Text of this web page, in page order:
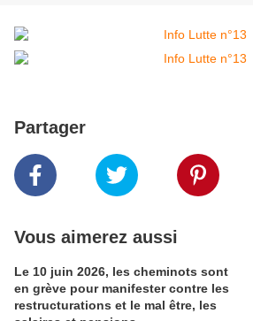
Partager
Vous aimerez aussi
Le 10 juin 2026, les cheminots sont
en grève pour manifester contre les
restructurations et le mal être, les